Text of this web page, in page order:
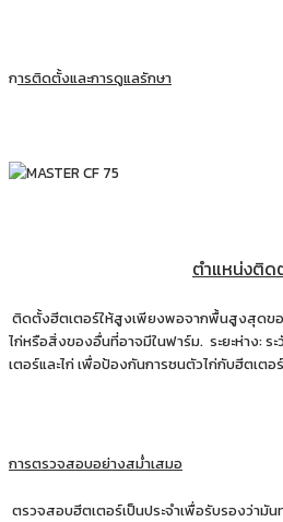
การติดตั้งและการดูแลรักษา
ตำแหน่งติด
ติดตั้งฮีตเตอร์ให้สูงเพียงพอจากพื้นสูงสุดขอ
ไก่หรือสิ่งของอื่นที่อาจมีในฟาร์ม. ระยะห่าง: ร
เตอร์และไก่ เพื่อป้องกันการชนตัวไก่กับฮีตเต
การตรวจสอบอย่างสม่ำเสมอ
ตรวจสอบฮีตเตอร์เป็นประจำเพื่อรับรองว่ามั